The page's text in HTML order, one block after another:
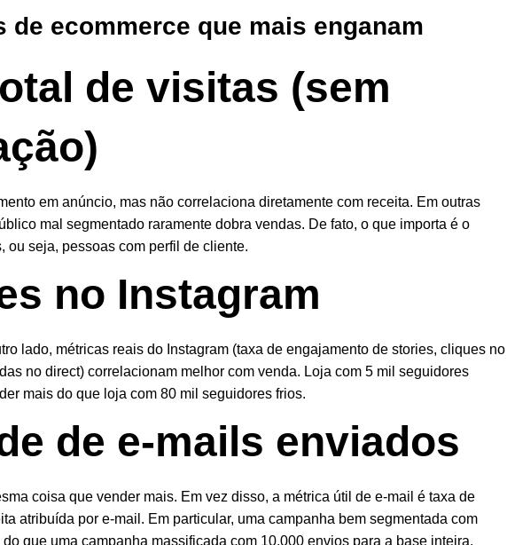
de ecommerce que mais enganam
de visitas (sem
em anúncio, mas não correlaciona diretamente com receita. Em outras
mal segmentado raramente dobra vendas. De fato, o que importa é o
ou seja, pessoas com perfil de cliente.
no Instagram
lado, métricas reais do Instagram (taxa de engajamento de stories, cliques no
no direct) correlacionam melhor com venda. Loja com 5 mil seguidores
mais do que loja com 80 mil seguidores frios.
de e-mails enviados
coisa que vender mais. Em vez disso, a métrica útil de e-mail é taxa de
atribuída por e-mail. Em particular, uma campanha bem segmentada com
que uma campanha massificada com 10.000 envios para a base inteira.